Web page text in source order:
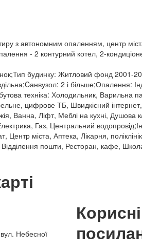
з автономним опаленням, центр
- 2 контурний котел, 2-
будинку: Житловий фонд 2001-
2 і більше;Опалення:
техніка: Холодильник, Варильна
цифрове ТБ, Швидкісний
Ванна, Ліфт, Меблі на кухні, Душова
Газ, Центральний
Центр міста, Аптека, Лікарня,
пошти, Ресторан, кафе,
Небесної
Корисні